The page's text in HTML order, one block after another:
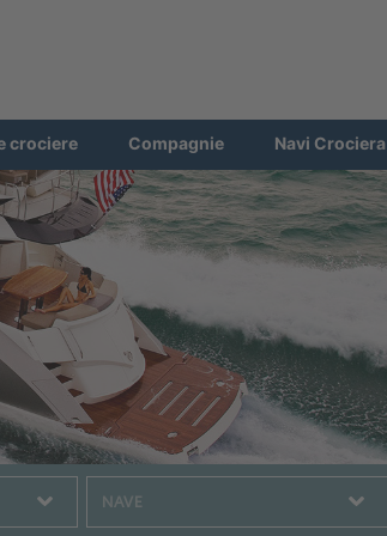
crociere Compagnie Navi Crociera